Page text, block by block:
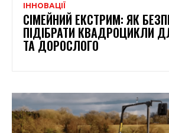
ІННОВАЦІЇ
СІМЕЙНИЙ ЕКСТРИМ: ЯК
ПІДІБРАТИ КВАДРОЦИКЛИ
ТА ДОРОСЛОГО